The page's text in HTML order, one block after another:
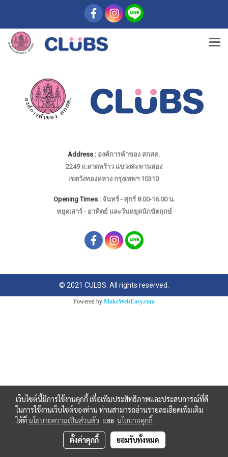
Address : องค์การค้าของ สกสค.
2249 ถ.ลาดพร้าว แขวงสะพานสอง
เขตวังทองหลาง กรุงเทพฯ 10310
Opening Times: จันทร์ - ศุกร์ 8.00-16.00 น.
หยุดเสาร์ - อาทิตย์ และวันหยุดนักขัตฤกษ์
© 2021 CULBS. All rights reserved.
Powered by MakeWebEasy.com
เว็บไซต์นี้มีการใช้งานคุกกี้ เพื่อเพิ่มประสิทธิภาพและประสบการณ์ที่ดี
ในการใช้งานเว็บไซต์ของท่าน ท่านสามารถอ่านรายละเอียดเพิ่มเติม
ได้ที่นโยบายความเป็นส่วนตัว และ นโยบายคุกกี้
ตั้งค่าคุกกี้ ยอมรับทั้งหมด